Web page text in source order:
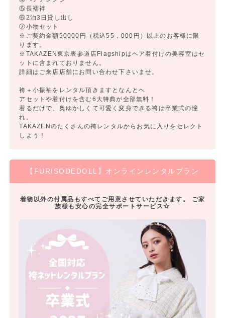
⑤長襦袢
⑥2泊3日貸し出し
⑦小物セット
※ご契約金額50000円（税込55，000円）以上のお客様に限
ります。
※TAKAZEN東京表参道店Flagshipはヘア着付けの美容室はセ
ットに含まれておりません。
詳細はご来店店舗にお問い合わせ下さいませ。
袴＋小振袖をレンタル頂きますとなんとヘ
アセットや着付けを含む6大特典が全部無料！
着るだけで、奥ゆかしくて可愛く変身できる袴は卒業式の憧
れ。
TAKAZENのたくさんの袴レンタルからお気に入りをセレクト
しよう！
【FURISODEDOLL】オンラインレンタルプラン
着物以外の付属品もすべてご用意させていただきます。 ご家
族様も安心の完全サポートサービス☆